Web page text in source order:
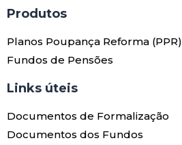
Produtos​
Planos Poupança Reforma (PPR)
Fundos de Pensões
Links úteis​
Documentos de Formalização
Documentos dos Fundos